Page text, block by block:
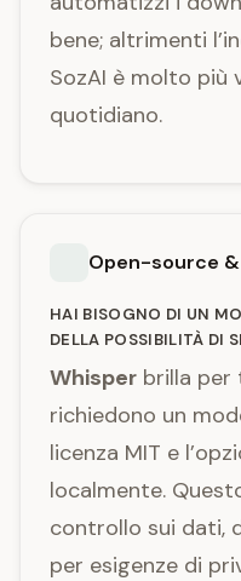
bene; altrimenti
SozAI è molto più
quotidiano.
Open-source
HAI BISOGNO DI UN
DELLA POSSIBILITÀ DI
Whisper brilla per
richiedono un
licenza MIT e
localmente.
controllo sui dati,
per esigenze di